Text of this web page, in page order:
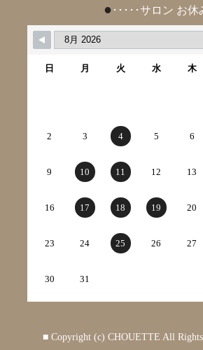
● ･････サロン お休
日 月 火 水 木
2 3 4 5 6
9 10 11 12 13
16 17 18 19 20
23 24 25 26 27
30 31
■ Copyright (c) CHOUETTE All Rights